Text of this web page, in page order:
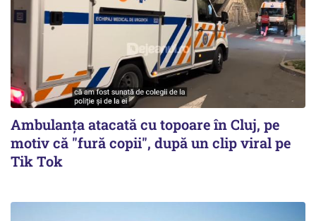
Ambulanța atacată cu topoare în Cluj, pe
motiv că "fură copii", după un clip viral pe
Tik Tok